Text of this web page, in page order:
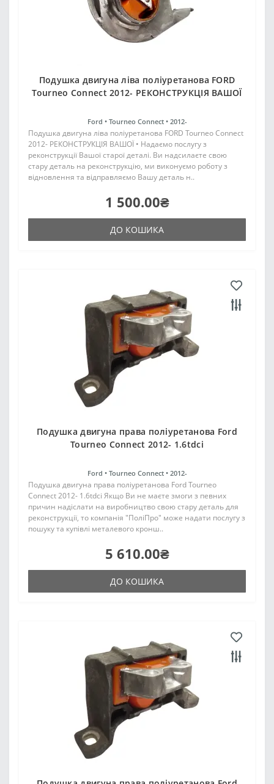
Подушка двигуна ліва поліуретанова FORD
Tourneo Connect 2012- РЕКОНСТРУКЦІЯ ВАШОЇ
Ford • Tourneo Connect • 2012-
Подушка двигуна ліва поліуретанова FORD Tourneo Connect
2012- РЕКОНСТРУКЦІЯ ВАШОЇ • Надаємо послугу з
реконструкції Вашої старої деталі. Ви надсилаєте свою
стару деталь на реконструкцію, ми виконуємо роботу з
відновлення та відправляємо Вашу деталь н..
1 500.00₴
ДО КОШИКА
Подушка двигуна права поліуретанова Ford
Tourneo Connect 2012- 1.6tdci
Ford • Tourneo Connect • 2012-
Подушка двигуна права поліуретанова Ford Tourneo
Connect 2012- 1.6tdci Якщо Ви не маєте змоги з певних
причин надіслати на виробництво свою стару деталь для
реконструкції, то компанія "ПоліПро" може надати послугу з
пошуку та купівлі металевого кронш..
5 610.00₴
ДО КОШИКА